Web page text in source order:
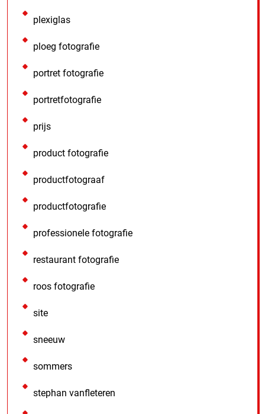
plexiglas
ploeg fotografie
portret fotografie
portretfotografie
prijs
product fotografie
productfotograaf
productfotografie
professionele fotografie
restaurant fotografie
roos fotografie
site
sneeuw
sommers
stephan vanfleteren